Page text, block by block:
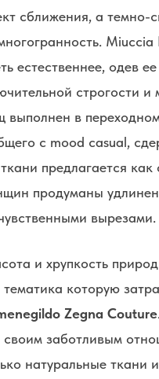
сближения, а темно-
естественнее, одев
строгости
в
с mood casual,
предлагается
продуманы
вырезами.
и хрупкость
которую
Zegna Couture
своим заботливым
натуральные